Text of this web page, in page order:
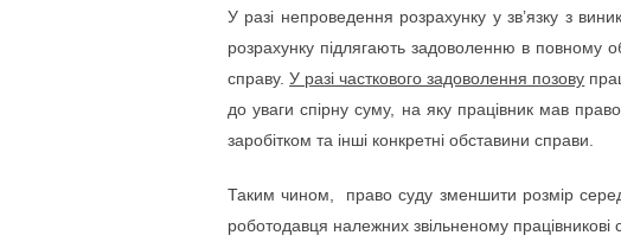
У разі непроведення розрахунку у зв’язку з
розрахунку підлягають задоволенню в повному
справу.У разі часткового задоволення позову
до уваги спірну суму, на яку працівник мав
заробітком та інші конкретні обставини справи.
Таким чином, право суду зменшити розмір
роботодавця належних звільненому працівникові